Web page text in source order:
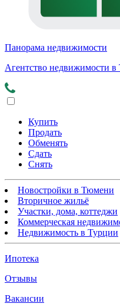
Панорама недвижимости
Агентство недвижимости
Купить
Продать
Обменять
Сдать
Снять
Новостройки в Тюмени
Вторичное жильё
Участки, дома, коттеджи
Коммерческая
Недвижимость в Турции
Ипотека
Отзывы
Вакансии